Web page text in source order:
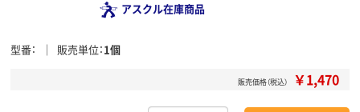
アスクル在庫商品
型番 販売単位 1個
販売価格（税込） ￥1,470